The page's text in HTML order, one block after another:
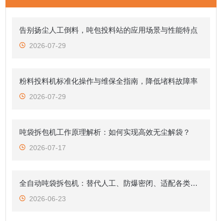
告别扬尘人工倒料，吨包投料站的应用场景与性能特点
2026-07-29
粉料投料机标准化操作与维保全指南，降低堵料故障率
2026-07-29
吨袋拆包机工作原理解析：如何实现高效无尘解袋？
2026-07-17
全自动吨袋拆包机：替代人工、防爆密闭、适配各类粉粒料
2026-06-23